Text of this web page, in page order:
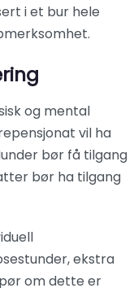
i et bur hele
og mental
vil ha
bør få tilgang
bør ha tilgang
ekstra
om dette er